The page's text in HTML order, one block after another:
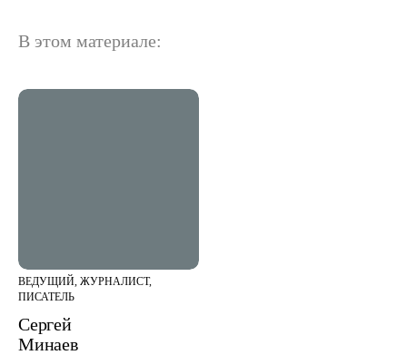
В этом материале:
ВЕДУЩИЙ, ЖУРНАЛИСТ,
ПИСАТЕЛЬ
Сергей
Минаев